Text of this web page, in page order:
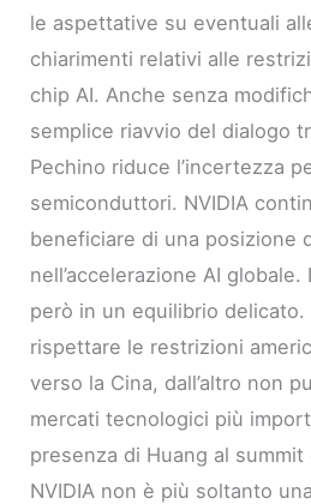
le aspettative su eventuali
chiarimenti relativi alle
chip AI. Anche senza
semplice riavvio del dialogo
Pechino riduce l’incertezza
semiconduttori. NVIDIA
beneficiare di una posizione
nell’accelerazione AI globale.
però in un equilibrio delicato.
rispettare le restrizioni
verso la Cina, dall’altro non
mercati tecnologici più
presenza di Huang al
NVIDIA non è più soltanto